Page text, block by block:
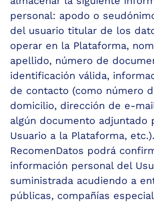
personal: apodo o
del usuario titular de los
operar en la Plataforma,
apellido, número de
identificación válida,
de contacto (como número
domicilio, dirección de e-
algún documento adjuntado
Usuario a la Plataforma, etc.).
RecomenDatos podrá
información personal del
suministrada acudiendo a
públicas, compañías